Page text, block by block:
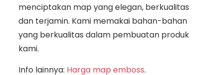
menciptakan map yang elegan, berkualitas
dan terjamin. Kami memakai bahan-bahan
yang berkualitas dalam pembuatan produk
kami.
Info lainnya: Harga map emboss.